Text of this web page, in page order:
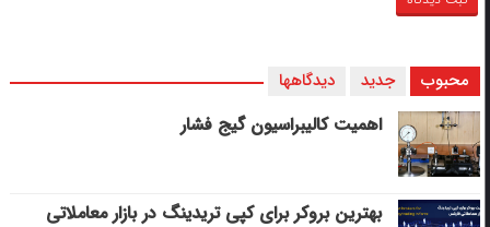
محبوب جدید دیدگاهها
اهمیت کالیبراسیون گیج فشار
بهترین بروکر برای کپی‌ تریدینگ در بازار معاملاتی